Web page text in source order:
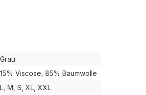
Grau
15% Viscose, 85% Baumwolle
L, M, S, XL, XXL